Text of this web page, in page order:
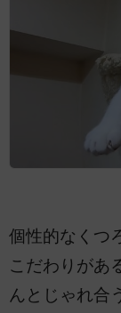
個性的なくつ
こだわりがあ
んとじゃれ合